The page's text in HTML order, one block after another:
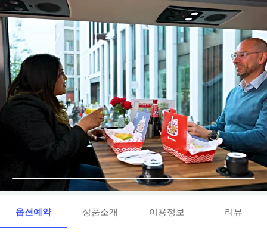
옵션예약 상품소개 이용정보 리뷰